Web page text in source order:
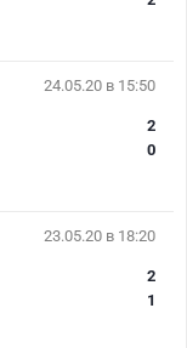
24.05.20 в 15:50
2
0
23.05.20 в 18:20
2
1